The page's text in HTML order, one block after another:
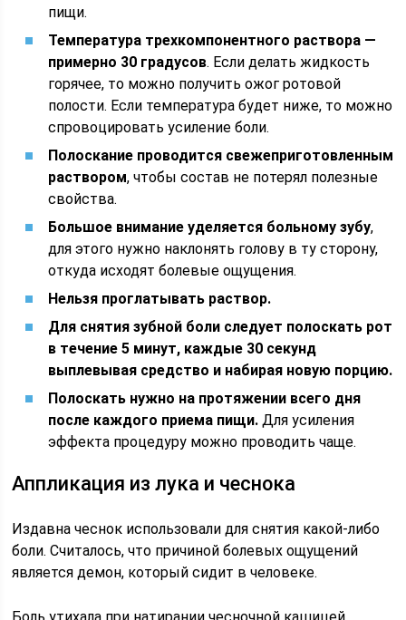
пищи.
Температура трехкомпонентного раствора —
примерно 30 градусов. Если делать жидкость
горячее, то можно получить ожог ротовой
полости. Если температура будет ниже, то можно
спровоцировать усиление боли.
Полоскание проводится свежеприготовленным
раствором, чтобы состав не потерял полезные
свойства.
Большое внимание уделяется больному зубу,
для этого нужно наклонять голову в ту сторону,
откуда исходят болевые ощущения.
Нельзя проглатывать раствор.
Для снятия зубной боли следует полоскать рот
в течение 5 минут, каждые 30 секунд
выплевывая средство и набирая новую порцию.
Полоскать нужно на протяжении всего дня
после каждого приема пищи. Для усиления
эффекта процедуру можно проводить чаще.
Аппликация из лука и чеснока
Издавна чеснок использовали для снятия какой-либо
боли. Считалось, что причиной болевых ощущений
является демон, который сидит в человеке.